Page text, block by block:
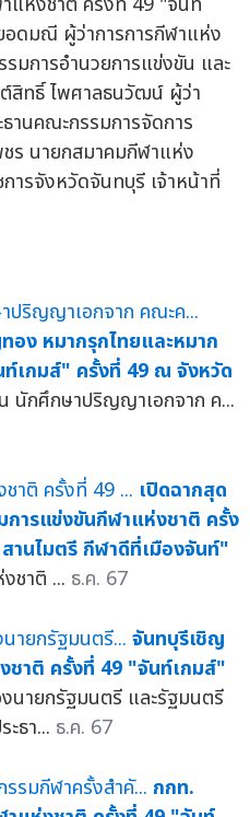
ดมณี ผู้ว่าการการกีฬาแห่ง
รมการอำนวยการแข่งขัน และ
สิทธิ์ ไพศาลธนวัฒน์ ผู้ว่า
านคณะกรรมการจัดการ
ร นายกสมาคมกีฬาแห่ง
ารจังหวัดจันทบุรี เจ้าหน้าที่
ง หมากรุกไทยและหมาก
เกมส์" ครั้งที่ 49 ณ จังหวัด
กศึกษาปริญญาเอกจาก ค...
เปิดฉากสุด
ารแข่งขันกีฬาแห่งชาติ ครั้ง
นไมตรี กีฬาดีที่เมืองจันท์"
ชาติ ... ธ.ค. 67
จันทบุรีเชิญ
ชาติ ครั้งที่ 49 "จันท์เกมส์"
นายกรัฐมนตรี และรัฐมนตรี
ธา... ธ.ค. 67
กกท.